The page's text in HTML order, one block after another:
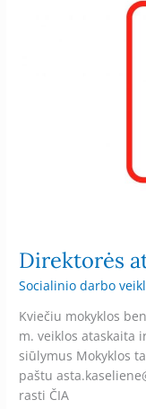
Direktorės
Socialinio darbo
Kviečiu mokyklos
m. veiklos ataskaita
siūlymus Mokyklos
paštu
rasti ČIA